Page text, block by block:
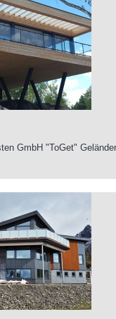
GmbH "ToGet"